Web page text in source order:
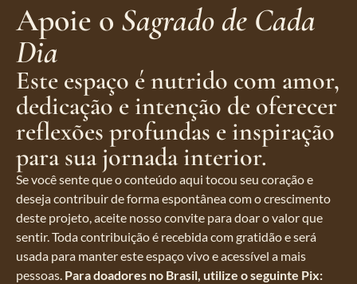
Apoie o Sagrado de Cada
Dia
Este espaço é nutrido com amor,
dedicação e intenção de oferecer
reflexões profundas e inspiração
para sua jornada interior.
Se você sente que o conteúdo aqui tocou seu coração e
deseja contribuir de forma espontânea com o crescimento
deste projeto, aceite nosso convite para doar o valor que
sentir. Toda contribuição é recebida com gratidão e será
usada para manter este espaço vivo e acessível a mais
pessoas. Para doadores no Brasil, utilize o seguinte Pix: